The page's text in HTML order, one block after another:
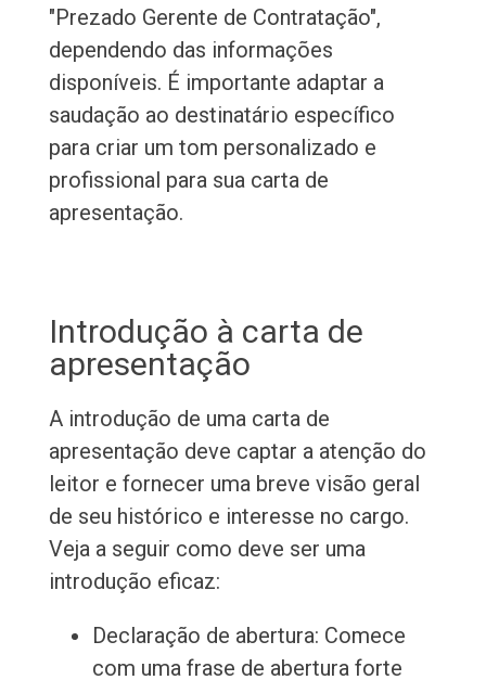
"Prezado Gerente de Contratação",
dependendo das informações
disponíveis. É importante adaptar a
saudação ao destinatário específico
para criar um tom personalizado e
profissional para sua carta de
apresentação.
Introdução à carta de
apresentação
A introdução de uma carta de
apresentação deve captar a atenção do
leitor e fornecer uma breve visão geral
de seu histórico e interesse no cargo.
Veja a seguir como deve ser uma
introdução eficaz:
Declaração de abertura: Comece
com uma frase de abertura forte